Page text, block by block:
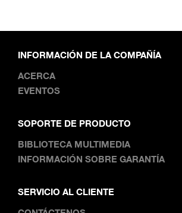
INFORMACIÓN DE LA COMPAÑÍA
ACERCA
EVENTOS
SOPORTE DE PRODUCTO
BIBLIOTECA MULTIMEDIA
INFORMACIÓN SOBRE GARANTÍA
SERVICIO AL CLIENTE